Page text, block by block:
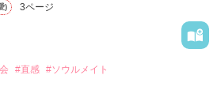
訪れるのは果たして幸せか？不幸
) 3ページ
#直感 #ソウルメイト